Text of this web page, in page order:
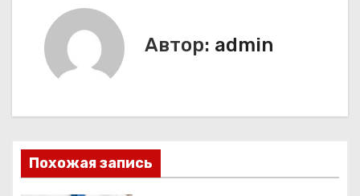
ц
и
я
Автор: admin
Похожая запись